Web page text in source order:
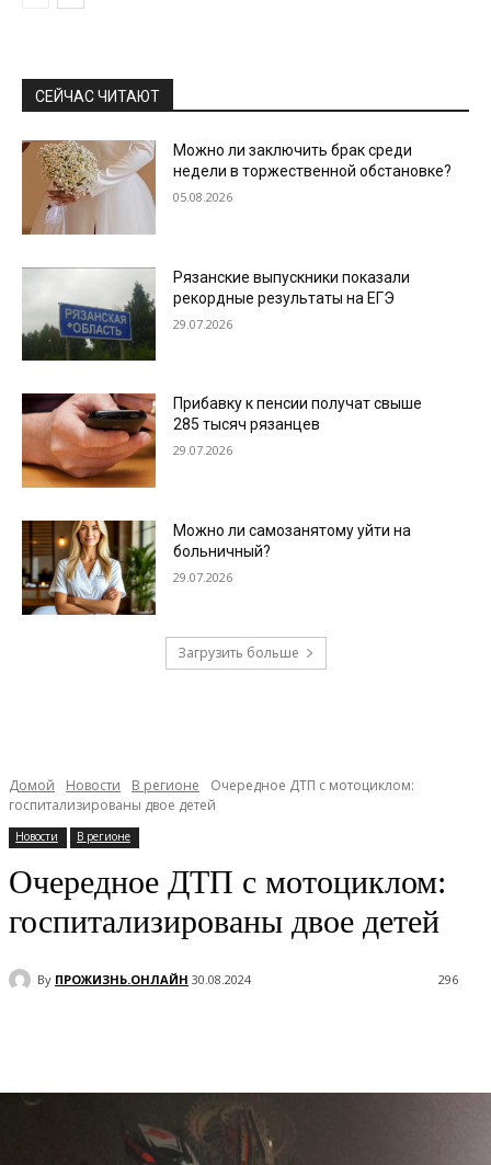
СЕЙЧАС ЧИТАЮТ
Можно ли заключить брак среди
недели в торжественной обстановке?
05.08.2026
Рязанские выпускники показали
рекордные результаты на ЕГЭ
29.07.2026
Прибавку к пенсии получат свыше
285 тысяч рязанцев
29.07.2026
Можно ли самозанятому уйти на
больничный?
29.07.2026
Загрузить больше